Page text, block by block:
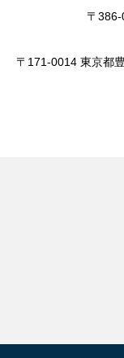
〒
〒171-0014 東京都